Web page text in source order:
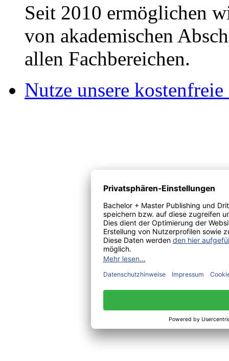
Seit 2010 ermöglichen
von akademischen
allen Fachbereichen.
Nutze unsere